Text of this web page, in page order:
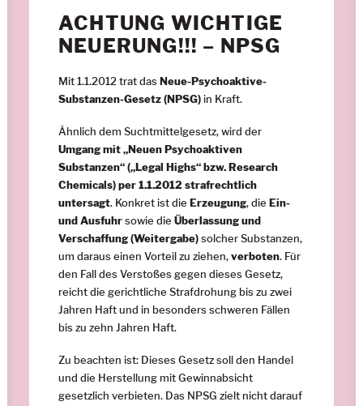
ACHTUNG WICHTIGE
NEUERUNG!!! – NPSG
Mit 1.1.2012 trat das Neue-Psychoaktive-
Substanzen-Gesetz (NPSG) in Kraft.
Ähnlich dem Suchtmittelgesetz, wird der
Umgangmit „Neuen Psychoaktiven
Substanzen“ („Legal Highs“ bzw. Research
Chemicals) per 1.1.2012 strafrechtlich
untersagt. Konkret ist die Erzeugung, die Ein-
und Ausfuhrsowie die Überlassung und
Verschaffung (Weitergabe)solcher Substanzen,
um daraus einen Vorteil zu ziehen,verboten. Für
den Fall des Verstoßes gegen dieses Gesetz,
reicht die gerichtliche Strafdrohung bis zu zwei
Jahren Haft und in besonders schweren Fällen
bis zu zehn Jahren Haft.
Zu beachten ist: Dieses Gesetz soll den Handel
und die Herstellung mit Gewinnabsicht
gesetzlich verbieten. Das NPSG zielt nicht darauf